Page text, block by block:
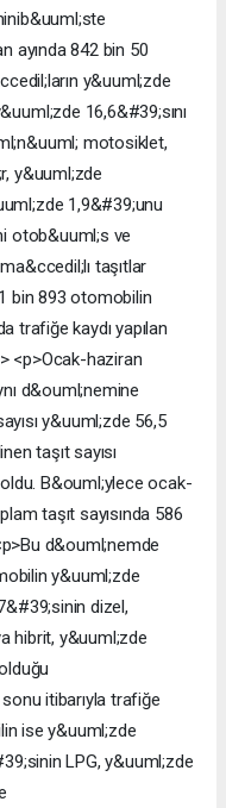
ayında 842 bin 50
y&uuml;zde
16,6&#39;sını
motosiklet,
y&uuml;zde
1,9&#39;unu
otob&uuml;s ve
taşıtlar
bin 893 otomobilin
trafiğe kaydı yapılan
<p>Ocak-haziran
d&ouml;nemine
y&uuml;zde 56,5
taşıt sayısı
B&ouml;ylece ocak-
taşıt sayısında 586
d&ouml;nemde
y&uuml;zde
dizel,
hibrit, y&uuml;zde
itibarıyla trafiğe
ise y&uuml;zde
LPG, y&uuml;zde